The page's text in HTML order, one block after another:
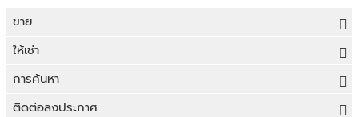
ขาย
ขายที่ดิน
ขายบ้าน
ขายคอนโด
ให้เช่า
ให้เช่าที่ดิน
ให้เช่าบ้าน
การค้นหา
ขายที่ดิน
ติดต่อลงประกาศ